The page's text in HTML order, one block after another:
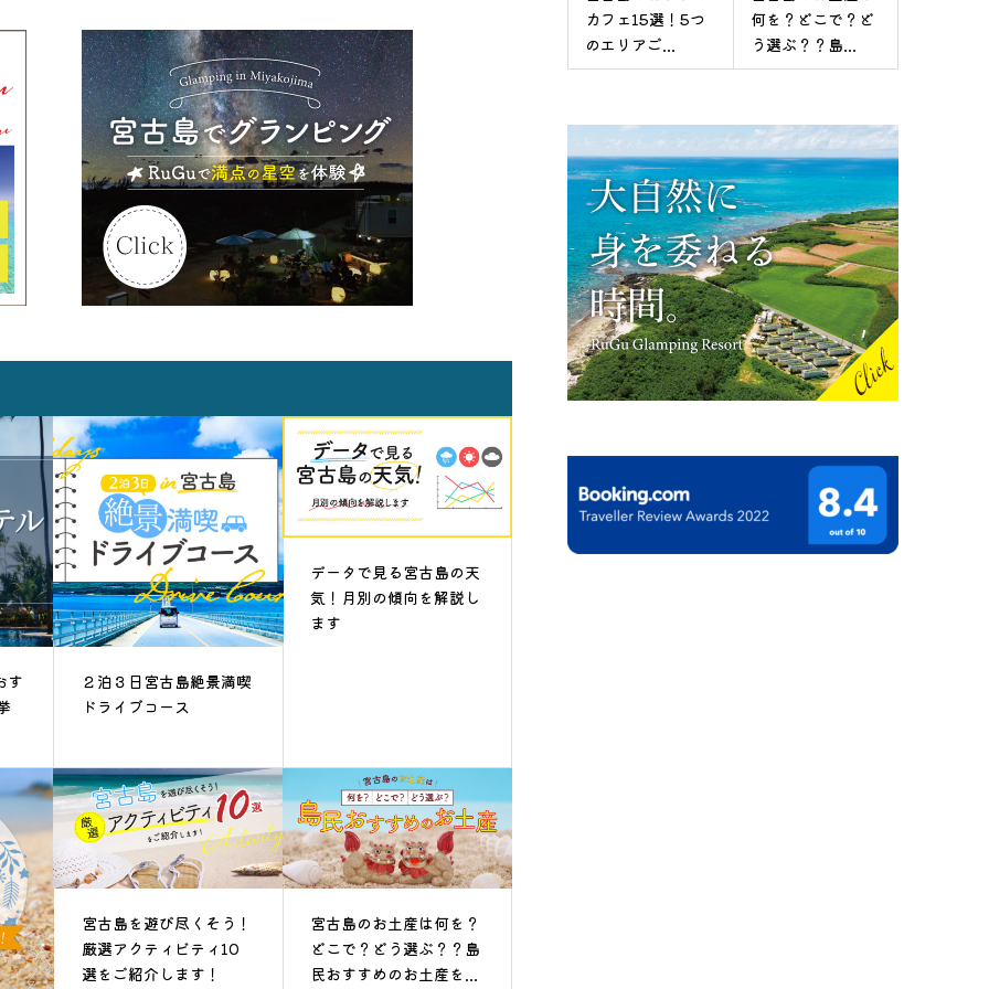
す
２泊３日宮古島絶景満喫
ドライブコース
データで見る宮古島の天
気！月別の傾向を解説し
ます
宮古島を遊び尽くそう！
厳選アクティビティ10
選をご紹介します！
宮古島のお土産は何を？
どこで？どう選ぶ？？島
民おすすめのお土産を...
カフェ15選！5つ
のエリアご...
何を？どこで？ど
う選ぶ？？島...